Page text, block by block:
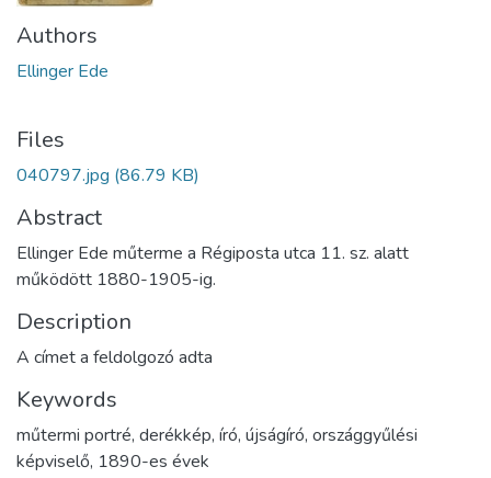
Authors
Ellinger Ede
Files
040797.jpg (86.79 KB)
Abstract
Ellinger Ede műterme a Régiposta utca 11. sz. alatt
működött 1880-1905-ig.
Description
A címet a feldolgozó adta
Keywords
műtermi portré, derékkép, író, újságíró, országgyűlési
képviselő, 1890-es évek